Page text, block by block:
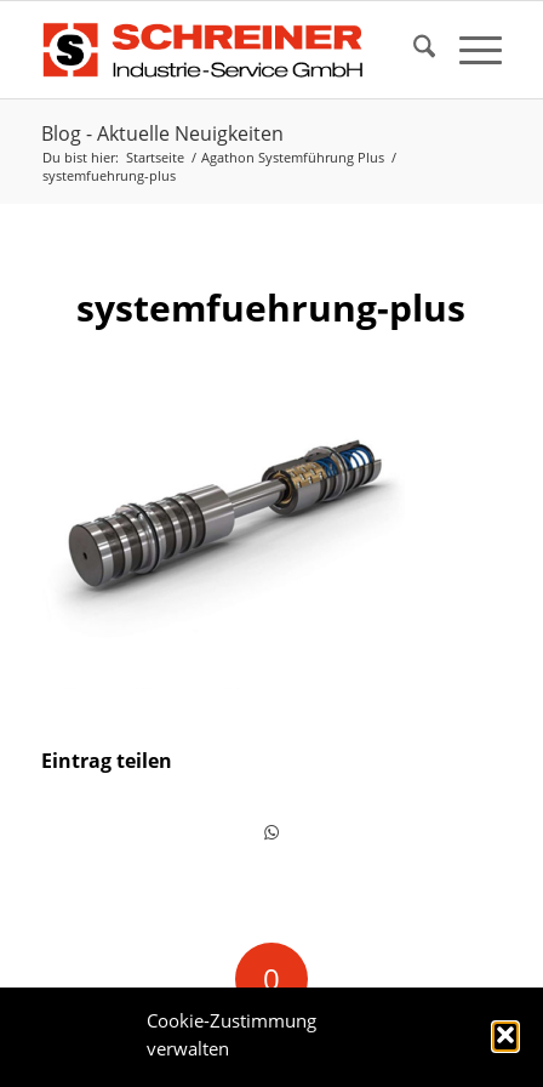
Cookie-Zustimmung
verwalten
Blog - Aktuelle Neuigkeiten
Du bist hier: Startseite / Agathon Systemführung Plus /
systemfuehrung-plus
systemfuehrung-plus
Eintrag teilen
0
KOMMENTARE